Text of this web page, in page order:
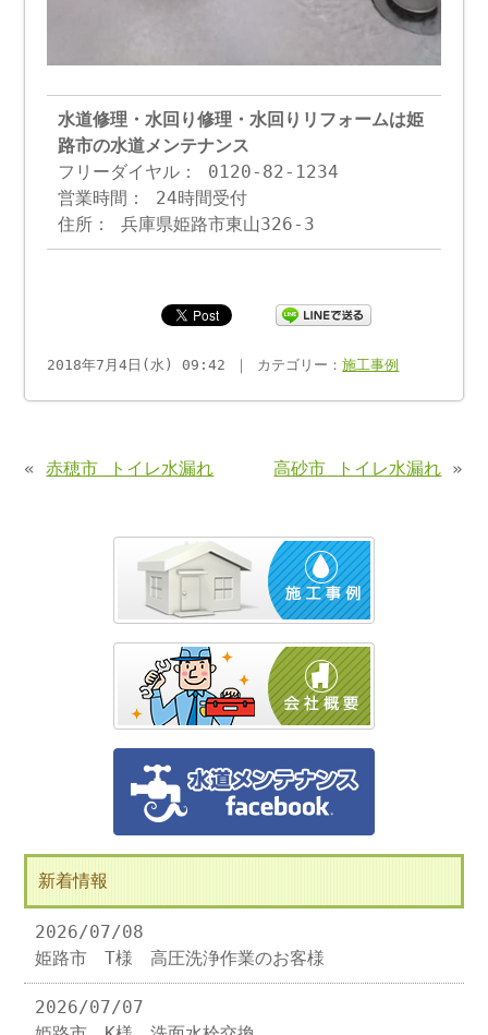
水道修理・水回り修理・水回りリフォームは姫
路市の水道メンテナンス
フリーダイヤル： 0120-82-1234
営業時間： 24時間受付
住所： 兵庫県姫路市東山326-3
2018年7月4日(水) 09:42 ｜ カテゴリー：施工事例
«赤穂市 トイレ水漏れ 高砂市 トイレ水漏れ »
新着情報
2026/07/08
姫路市 T様 高圧洗浄作業のお客様
2026/07/07